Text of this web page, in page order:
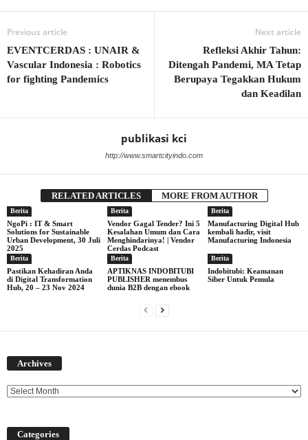
Previous article
EVENTCERDAS : UNAIR &
Vascular Indonesia : Robotics
for fighting Pandemics
Next article
Refleksi Akhir Tahun:
Ditengah Pandemi, MA Tetap
Berupaya Tegakkan Hukum
dan Keadilan
publikasi kci
http://www.smartcityindo.com
RELATED ARTICLES MORE FROM AUTHOR
Berita
NgoPi : IT & Smart
Solutions for Sustainable
Urban Development, 30 Juli
2025
Berita
Vendor Gagal Tender? Ini 5
Kesalahan Umum dan Cara
Menghindarinya! | Vendor
Cerdas Podcast
Berita
Manufacturing Digital Hub
kembali hadir, visit
Manufacturing Indonesia
Berita
Pastikan Kehadiran Anda
di Digital Transformation
Hub, 20 – 23 Nov 2024
Berita
APTIKNAS INDOBITUBI
PUBLISHER menembus
dunia B2B dengan ebook
Berita
Indobitubi: Keamanan
Siber Untuk Pemula
Archives
Categories